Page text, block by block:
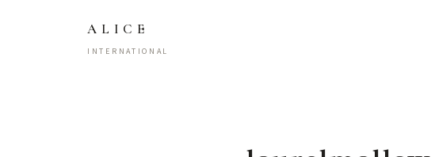
ALICE
INTERNATIONAL